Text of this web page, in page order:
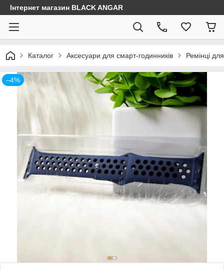
Інтернет магазин BLACK ANGAR
Каталог Аксесуари для смарт-годинників Ремінці
–4%